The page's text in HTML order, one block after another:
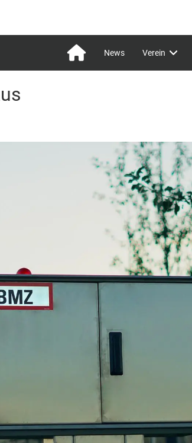
News Verein